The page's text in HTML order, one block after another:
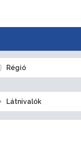
Régió
Látnivalók